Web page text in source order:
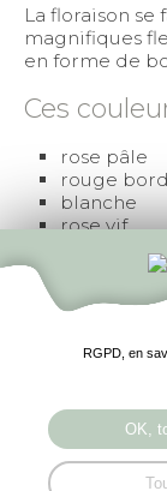
La floraison
magnifiques
en forme de
Ces
rose pâle
rouge
blanche
rose vif
La pivoine
plutôt
ensoleillée
doit être
ll est
l’automne en
entre chaque
RGPD, en
OK,